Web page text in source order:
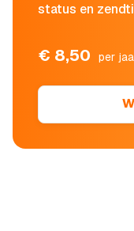
status en
€ 8,50 per